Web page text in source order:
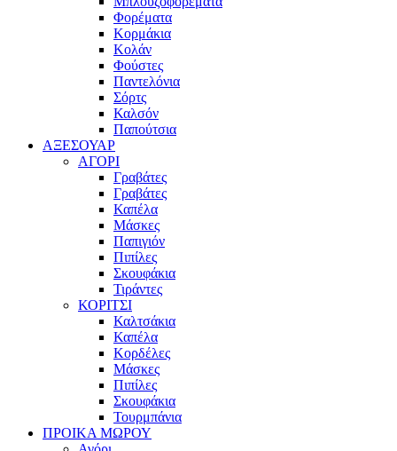
Φορέματα
Κορμάκια
Κολάν
Φούστες
Παντελόνια
Σόρτς
Καλσόν
Παπούτσια
ΑΞΕΣΟΥΑΡ
ΑΓΟΡΙ
Γραβάτες
Γραβάτες
Καπέλα
Μάσκες
Παπιγιόν
Πιπίλες
Σκουφάκια
Τιράντες
ΚΟΡΙΤΣΙ
Καλτσάκια
Καπέλα
Κορδέλες
Μάσκες
Πιπίλες
Σκουφάκια
Τουρμπάνια
ΠΡΟΙΚΑ ΜΩΡΟΥ